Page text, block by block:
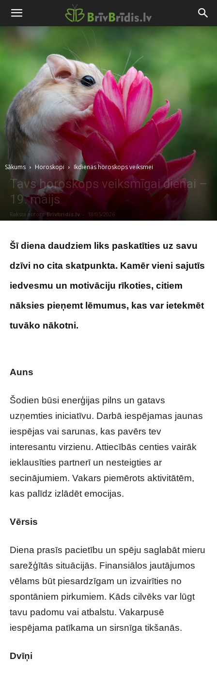
Sākums Horoskopi Ikdienas horoskops veiksmei
Tavs horoskops veiksmīgai dienai –
19. maijs
Raksta autors Brivbridis.lv - 18/05/2026
Šī diena daudziem liks paskatīties uz savu
dzīvi no cita skatpunkta. Kamēr vieni sajutīs
iedvesmu un motivāciju rīkoties, citiem
nāksies pieņemt lēmumus, kas var ietekmēt
tuvāko nākotni.
Auns
Šodien būsi enerģijas pilns un gatavs
uzņemties iniciatīvu. Darbā iespējamas jaunas
iespējas vai sarunas, kas pavērs tev
interesantu virzienu. Attiecībās centies vairāk
ieklausīties partnerī un nesteigties ar
secinājumiem. Vakars piemērots aktivitātēm,
kas palīdz izlādēt emocijas.
Vērsis
Diena prasīs pacietību un spēju saglabāt mieru
sarežģītās situācijās. Finansiālos jautājumos
vēlams būt piesardzīgam un izvairīties no
spontāniem pirkumiem. Kāds cilvēks var lūgt
tavu padomu vai atbalstu. Vakarpusē
iespējama patīkama un sirsnīga tikšanās.
Dvīņi